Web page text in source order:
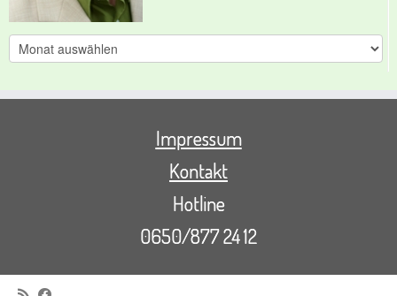
Archive
Impressum
Kontakt
Hotline
0650/877 24 12